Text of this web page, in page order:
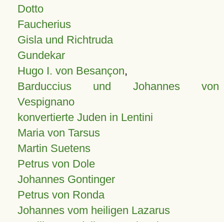
Dotto
Faucherius
Gisla und Richtruda
Gundekar
Hugo I. von Besançon,
Barduccius und Johannes von
Vespignano
konvertierte Juden in Lentini
Maria von Tarsus
Martin Suetens
Petrus von Dole
Johannes Gontinger
Petrus von Ronda
Johannes vom heiligen Lazarus